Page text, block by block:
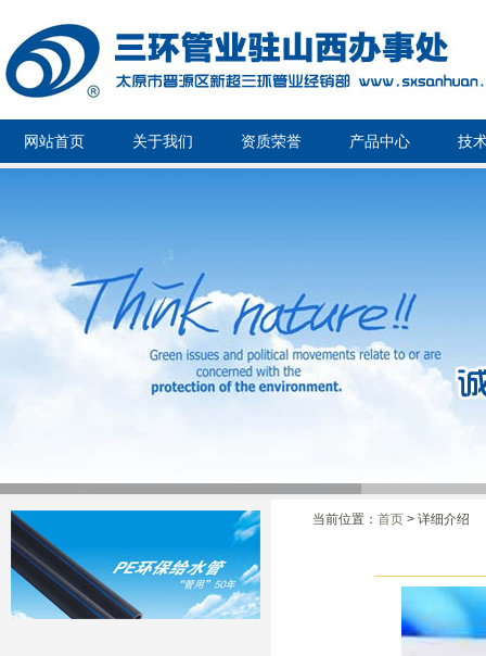
网站首页 关于我们 资质荣誉 产品中心 技
当前位置： 首页 > 详细介绍